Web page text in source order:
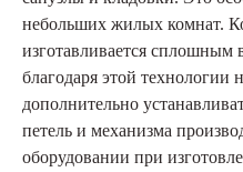
небольших жилых комнат.
изготавливается
благодаря этой технологии
дополнительно
петель и механизма
оборудовании при